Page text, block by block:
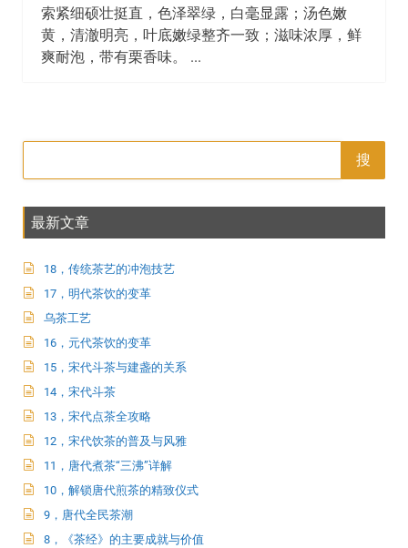
索紧细硕壮挺直，色泽翠绿，白毫显露；汤色嫩
黄，清澈明亮，叶底嫩绿整齐一致；滋味浓厚，鲜
爽耐泡，带有栗香味。 ...
搜
最新文章
18，传统茶艺的冲泡技艺
17，明代茶饮的变革
乌茶工艺
16，元代茶饮的变革
15，宋代斗茶与建盏的关系
14，宋代斗茶
13，宋代点茶全攻略
12，宋代饮茶的普及与风雅
11，唐代煮茶“三沸”详解
10，解锁唐代煎茶的精致仪式
9，唐代全民茶潮
8，《茶经》的主要成就与价值